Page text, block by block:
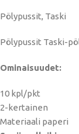
Pölypussit, Taski
Pölypussit Taski-
Ominaisuudet:
10 kpl/pkt
2-kertainen
Materiaali paperi